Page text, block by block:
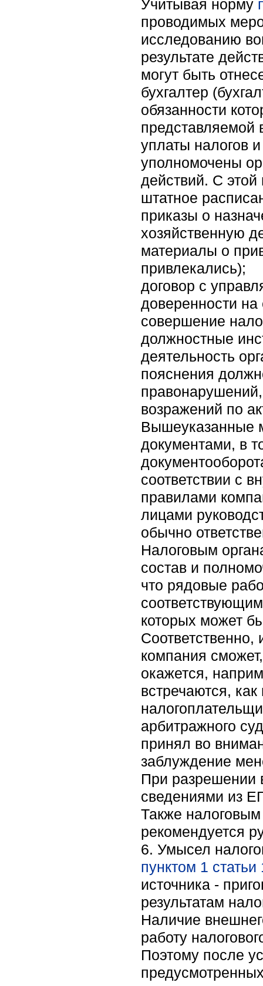
Учитывая норму
проводимых
исследованию
результате
могут быть
бухгалтер
обязанности
представляемой
уплаты налогов
уполномочены
действий. С
штатное
приказы о
хозяйственную
материалы о
привлекались);
договор с
доверенности
совершение
должностные
деятельность
пояснения
возражений по
Вышеуказанные
документами, в
соответствии с
правилами
лицами
обычно
Налоговым
состав и
что рядовые
которых может
компания
окажется,
встречаются,
арбитражного
принял во
заблуждение
При разрешении
сведениями из
Также налоговым
рекомендуется
6. Умысел
пунктом 1 статьи
источника -
результатам
Наличие
работу
Поэтому после